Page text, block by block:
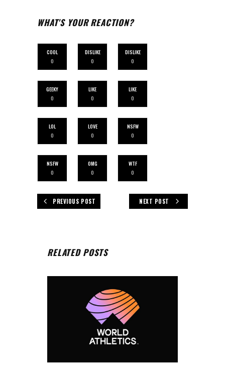
WHAT'S YOUR REACTION?
COOL
0
DISLIKE
0
DISLIKE
0
GEEKY
0
LIKE
0
LIKE
0
LOL
0
LOVE
0
NSFW
0
NSFW
0
OMG
0
WTF
0
PREVIOUS POST NEXT POST
RELATED POSTS